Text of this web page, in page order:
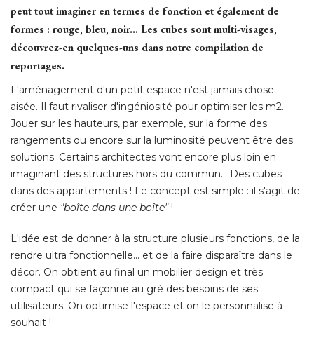
peut tout imaginer en termes de fonction et également de
formes : rouge, bleu, noir... Les cubes sont multi-visages,
découvrez-en quelques-uns dans notre compilation de
reportages.
L'aménagement d'un petit espace n'est jamais chose
aisée. Il faut rivaliser d'ingéniosité pour optimiser les m2.
Jouer sur les hauteurs, par exemple, sur la forme des
rangements ou encore sur la luminosité peuvent être des
solutions. Certains architectes vont encore plus loin en
imaginant des structures hors du commun... Des cubes
dans des appartements ! Le concept est simple : il s'agit de
créer une "boîte dans une boîte" !
L'idée est de donner à la structure plusieurs fonctions, de la
rendre ultra fonctionnelle... et de la faire disparaître dans le
décor. On obtient au final un mobilier design et très
compact qui se façonne au gré des besoins de ses
utilisateurs. On optimise l'espace et on le personnalise à
souhait !